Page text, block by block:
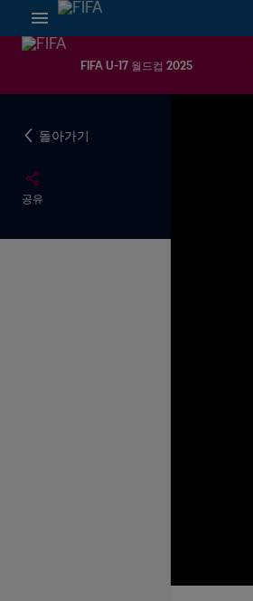
FIFA U-17 월드컵 2025
돌아가기
공유